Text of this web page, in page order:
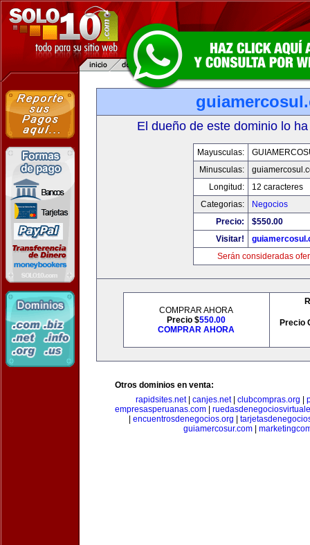
El dueño de este dominio lo
Mayusculas:
Minusculas:
Longitud:
12 caracteres
Categorias:
Negocios
Precio:
$550.00
Visitar!
Serán consideradas
COMPRAR AHORA
Precio $550.00
COMPRAR AHORA
Precio
Otros dominios en venta:
rapidsites.net| canjes.net| clubcompras.org
empresasperuanas.com
encuentrosdenegocios.org
guiamercosur.com